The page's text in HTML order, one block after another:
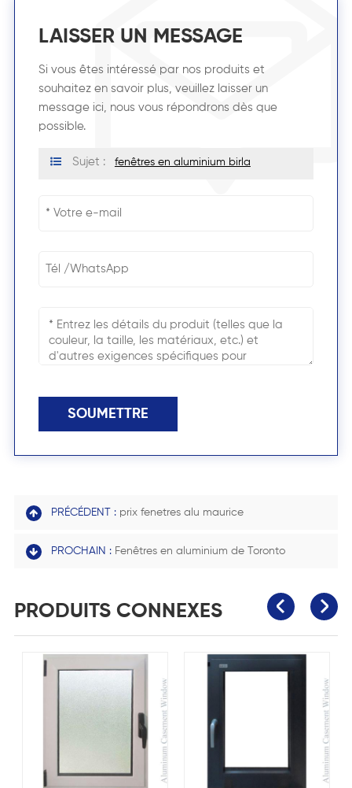
LAISSER UN MESSAGE
Si vous êtes intéressé par nos produits et
souhaitez en savoir plus, veuillez laisser un
message ici, nous vous répondrons dès que
possible.
Sujet : fenêtres en aluminium birla
SOUMETTRE
PRÉCÉDENT : prix fenetres alu maurice
PROCHAIN : Fenêtres en aluminium de Toronto
PRODUITS CONNEXES